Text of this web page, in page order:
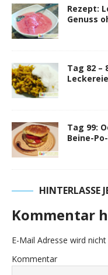
Rezept:
Genuss
Tag 82 –
Tag 99:
Beine-
HINTERLASSE
Kommentar
E-Mail Adresse wird
Kommentar